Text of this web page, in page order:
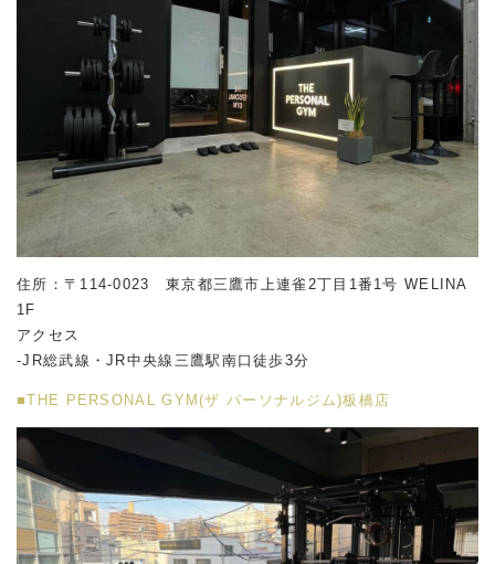
住所：〒114-0023 東京都三鷹市上連雀2丁目1番1号 WELINA
1F
アクセス
-JR総武線・JR中央線三鷹駅南口徒歩3分
■THE PERSONAL GYM(ザ パーソナルジム)板橋店